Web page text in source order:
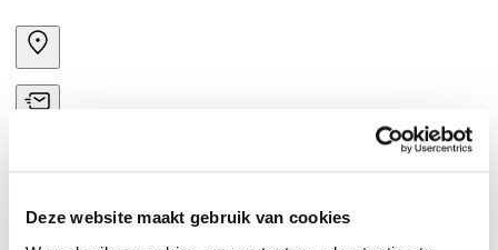
Deze website maakt gebruik van cookies